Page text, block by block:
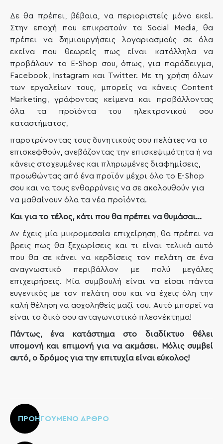
Δε θα πρέπει, βέβαια, να περιοριστείς μόνο εκεί.
Στην εποχή που επικρατούν τα Social Media, θα
πρέπει να δημιουργήσεις λογαριασμούς σε όλα
εκείνα που θεωρείς πως είναι κατάλληλα να
προβάλουν το E-Shop σου, όπως, για παράδειγμα,
Facebook, Instagram και Twitter. Με τη χρήση όλων
των εργαλείων τους, μπορείς να κάνεις Content
Marketing, γράφοντας κείμενα και προβάλλοντας
όλα τα προϊόντα του ηλεκτρονικού σου
καταστήματος,
παροτρύνοντας τους δυνητικούς σου πελάτες να το
επισκεφθούν, ανεβάζοντας την επισκεψιμότητα ή να
κάνεις στοχευμένες και πληρωμένες διαφημίσεις,
προωθώντας από ένα προϊόν μέχρι όλο το E-Shop
σου και να τους ενθαρρύνεις να σε ακολουθούν για
να μαθαίνουν όλα τα νέα προϊόντα.
Και για το τέλος, κάτι που θα πρέπει να θυμάσαι…
Αν έχεις μία μικρομεσαία επιχείρηση, θα πρέπει να
βρεις πως θα ξεχωρίσεις και τι είναι τελικά αυτό
που θα σε κάνει να κερδίσεις τον πελάτη σε ένα
αναγνωστικό περιβάλλον με πολύ μεγάλες
επιχειρήσεις. Μία συμβουλή είναι να είσαι πάντα
ευγενικός με τον πελάτη σου και να έχεις όλη την
καλή θέληση να ασχοληθείς μαζί του. Αυτό μπορεί να
είναι το δικό σου ανταγωνιστικό πλεονέκτημα!
Πάντως, ένα κατάστημα στο διαδίκτυο θέλει
υπομονή και επιμονή για να ακμάσει. Μόλις συμβεί
αυτό, ο δρόμος για την επιτυχία είναι εύκολος!
ΠΡΟΗΓΟΥΜΕΝΟ ΑΡΘΡΟ